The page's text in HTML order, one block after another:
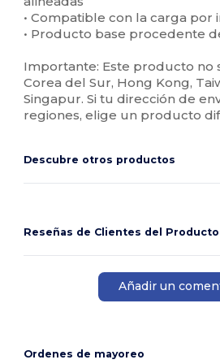
• Compatible con la carga por
• Producto base procedente
Importante: Este producto no
Corea del Sur, Hong Kong,
Singapur. Si tu dirección de
regiones, elige un producto
Descubre otros productos
Reseñas de Clientes del Producto
Añadir un
Ordenes de mayoreo